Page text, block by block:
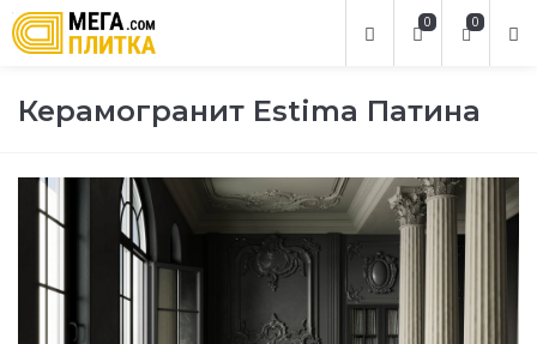
0
0
Керамогранит Estima Патина